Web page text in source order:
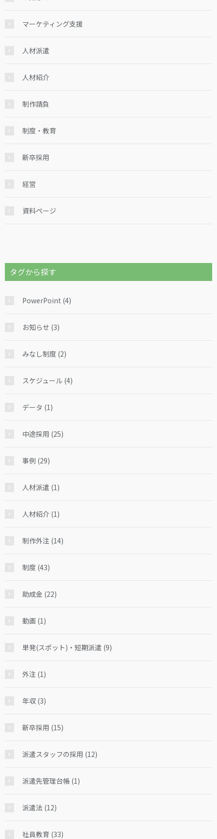
マーケティング支援
人材派遣
人材紹介
制作請負
制度・教育
新卒採用
経営
資料ページ
タグから探す
PowerPoint (4)
お知らせ (3)
みなし制度 (2)
スケジュール (4)
データ (1)
中途採用 (25)
事例 (29)
人材派遣 (1)
人材紹介 (1)
制作外注 (14)
制度 (43)
助成金 (22)
動画 (1)
単発(スポット)・短期派遣 (9)
外注 (1)
年収 (3)
新卒採用 (15)
派遣スタッフの採用 (12)
派遣先管理台帳 (1)
派遣法 (12)
社員教育 (33)